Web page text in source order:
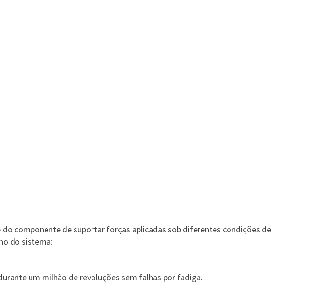
do componente de suportar forças aplicadas sob diferentes condições de
do sistema:
um milhão de revoluções sem falhas por fadiga.